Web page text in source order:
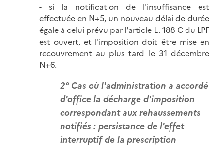
- si la notification de l'insuffisance est
effectuée en N+5, un nouveau délai de durée
égale à celui prévu par l'article L. 188 C du LPF
est ouvert, et l'imposition doit être mise en
recouvrement au plus tard le 31 décembre
N+6.
2° Cas où l'administration a accordé
d'office la décharge d'imposition
correspondant aux rehaussements
notifiés : persistance de l'effet
interruptif de la prescription